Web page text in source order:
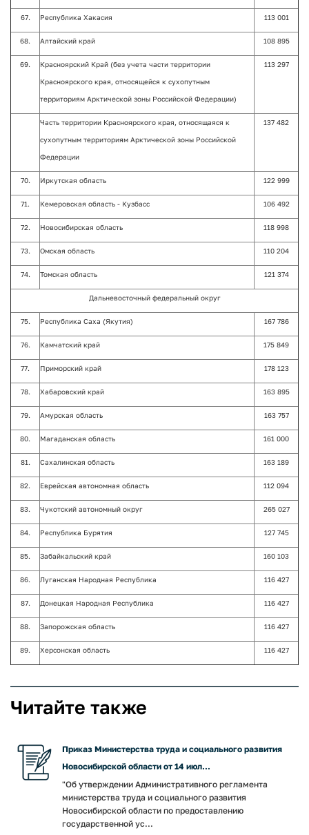
67. Республика Хакасия 113 001
68. Алтайский край 108 895
69. Красноярский Край (без учета части территории
Красноярского края, относящейся к сухопутным
территориям Арктической зоны Российской Федерации)
113 297
Часть территории Красноярского края, относящаяся к
сухопутным территориям Арктической зоны Российской
Федерации
137 482
70. Иркутская область 122 999
71. Кемеровская область - Кузбасс 106 492
72. Новосибирская область 118 998
73. Омская область 110 204
74. Томская область 121 374
Дальневосточный федеральный округ
75. Республика Саха (Якутия) 167 786
76. Камчатский край 175 849
77. Приморский край 178 123
78. Хабаровский край 163 895
79. Амурская область 163 757
80. Магаданская область 161 000
81. Сахалинская область 163 189
82. Еврейская автономная область 112 094
83. Чукотский автономный округ 265 027
84. Республика Бурятия 127 745
85. Забайкальский край 160 103
86. Луганская Народная Республика 116 427
87. Донецкая Народная Республика 116 427
88. Запорожская область 116 427
89. Херсонская область 116 427
Читайте также
Приказ Министерства труда и социального развития
Новосибирской области от 14 июл...
"Об утверждении Административного регламента
министерства труда и социального развития
Новосибирской области по предоставлению
государственной ус...